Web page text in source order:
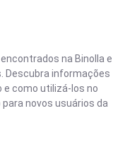
na Binolla e
Descubra informações
como utilizá-los no
novos usuários da